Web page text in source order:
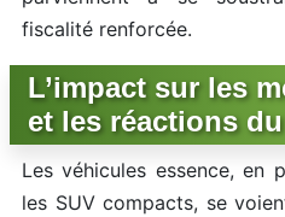
fiscalité renforcée.
L’impact sur les
et les réactions
Les véhicules essence, en
les SUV compacts, se